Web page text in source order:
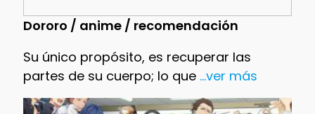
Dororo / anime / recomendación
Su único propósito, es recuperar las
partes de su cuerpo; lo que...ver más